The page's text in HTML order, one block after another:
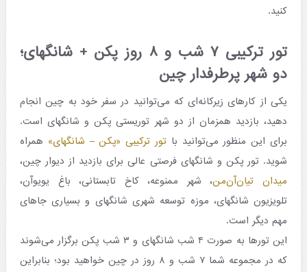
کنید.
تور ترکیبی ۷ شب و ۸ روز پکن + شانگهای؛
دو شهر پرطرفدار چین
یکی از کارهای زیرکانه‌ای که می‌توانید در سفر خود به چین انجام
دهید، بازدید همزمان از دو شهر توریستی پکن و شانگهای است.
برای این منظور می‌توانید با تور ترکیبی «پکن – شانگهای» همراه
شوید. تور پکن و شانگهای فرصتی عالی برای بازدید از دیوار چین،
میدان تیان‌آن‌من، شهر ممنوعه، کاخ تابستانی، باغ یویوآن،
تلویزیون شانگهای، موزه توسعه شهری شانگهای و بسیاری جاهای
مهم دیگر است.
این تورها به صورت ۴ شب شانگهای و ۳ شب پکن برگزار می‌شوند
که در مجموعه شما ۷ شب و ۸ روز در چین خواهید بود؛ بنابراین